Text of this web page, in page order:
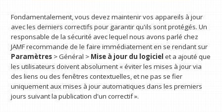
Fondamentalement, vous devez maintenir vos appareils à jour
avec les derniers correctifs pour garantir qu'ils sont protégés. Un
responsable de la sécurité avec lequel nous avons parlé chez
JAMF recommande de le faire immédiatement en se rendant sur
Paramètres > Général > Mise à jour du logiciel et a ajouté que
les utilisateurs doivent absolument « éviter les mises à jour via
des liens ou des fenêtres contextuelles, et ne pas se fier
uniquement aux mises à jour automatiques dans les premiers
jours suivant la publication d'un correctif ».